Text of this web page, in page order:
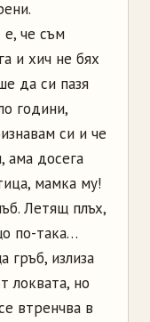
е, че съм
и хич не бях
да си пазя
години,
си и че
ама досега
мамка му!
Летящ плъх,
по-така…
гръб, излиза
локвата, но
втренчва в